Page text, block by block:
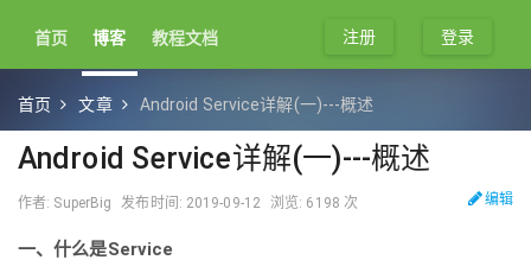
首页 博客 教程文档 登录
注册
首页 文章 Android Service详解(一)---概述
Android Service详解(一)---概述
作者: SuperBig 发布时间: 2019-09-12 浏览: 6198 次 编辑
一、什么是Service